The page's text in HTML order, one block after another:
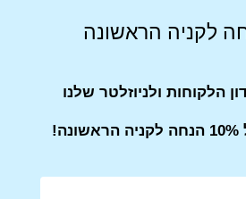
הלקוחות ולניוזלטר שלנו